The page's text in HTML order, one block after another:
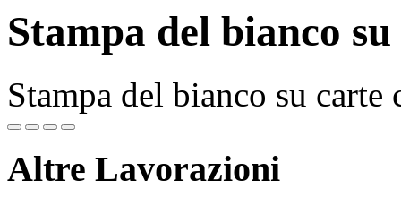
Stampa del bianco
Stampa del bianco su carte
Altre Lavorazioni